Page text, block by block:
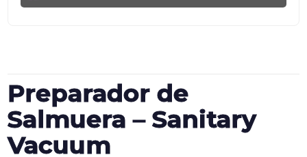
Preparador de
Salmuera – Sanitary
Vacuum